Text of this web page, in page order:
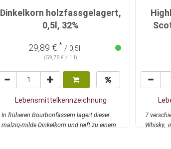
Dinkelkorn holzfassgelagert,
0,5l, 32%
29,89 € * / 0,5l
(59,78 € / 1 l)
Lebensmittelkennzeichnung
In früheren Bourbonfässern lagert dieser
malzig-milde Dinkelkorn und reift zu einem
7
Whisky,